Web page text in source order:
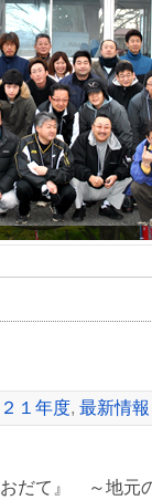
１年度, 最新情報
だて』 ～地元